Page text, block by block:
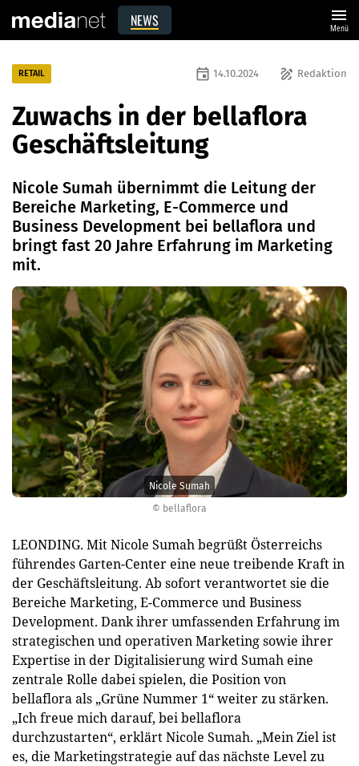
NEWS menu
Menü
© bellaflora
Nicole Sumah
RETAIL draw Redaktion
event 14.10.2024
Zuwachs in der bellaflora
Geschäftsleitung
Nicole Sumah übernimmt die Leitung der
Bereiche Marketing, E-Commerce und
Business Development bei bellaflora und
bringt fast 20 Jahre Erfahrung im Marketing
mit.
LEONDING. Mit Nicole Sumah begrüßt Österreichs
führendes Garten-Center eine neue treibende Kraft in
der Geschäftsleitung. Ab sofort verantwortet sie die
Bereiche Marketing, E-Commerce und Business
Development. Dank ihrer umfassenden Erfahrung im
strategischen und operativen Marketing sowie ihrer
Expertise in der Digitalisierung wird Sumah eine
zentrale Rolle dabei spielen, die Position von
bellaflora als „Grüne Nummer 1“ weiter zu stärken.
„Ich freue mich darauf, bei bellaflora
durchzustarten“, erklärt Nicole Sumah. „Mein Ziel ist
es, die Marketingstrategie auf das nächste Level zu